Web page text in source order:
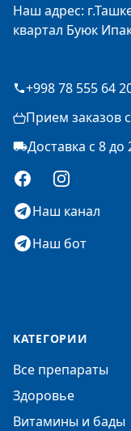
Наш адрес:
квартал Буюк
+998 78 555 64
Прием заказов
Доставка с 8 до
FacebookInstagram
Наш канал
Наш бот
КАТЕГОРИИ
Все препараты
Здоровье
Витамины и бады